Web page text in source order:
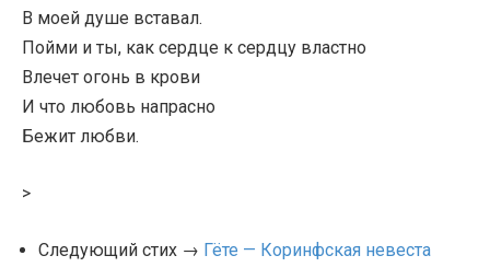
В моей душе вставал.
Пойми и ты, как сердце к сердцу властно
Влечет огонь в крови
И что любовь напрасно
Бежит любви.
>
Следующий стих → Гёте — Коринфская невеста